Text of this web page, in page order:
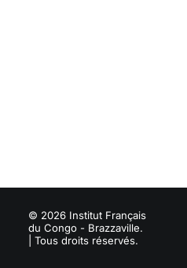
© 2026 Institut Français
du Congo - Brazzaville.
| Tous droits réservés.